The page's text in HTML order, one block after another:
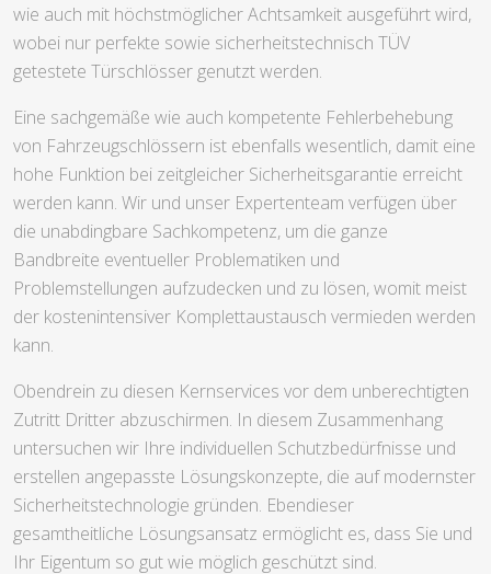
wie auch mit höchstmöglicher Achtsamkeit ausgeführt wird,
wobei nur perfekte sowie sicherheitstechnisch TÜV
getestete Türschlösser genutzt werden.
Eine sachgemäße wie auch kompetente Fehlerbehebung
von Fahrzeugschlössern ist ebenfalls wesentlich, damit eine
hohe Funktion bei zeitgleicher Sicherheitsgarantie erreicht
werden kann. Wir und unser Expertenteam verfügen über
die unabdingbare Sachkompetenz, um die ganze
Bandbreite eventueller Problematiken und
Problemstellungen aufzudecken und zu lösen, womit meist
der kostenintensiver Komplettaustausch vermieden werden
kann.
Obendrein zu diesen Kernservices vor dem unberechtigten
Zutritt Dritter abzuschirmen. In diesem Zusammenhang
untersuchen wir Ihre individuellen Schutzbedürfnisse und
erstellen angepasste Lösungskonzepte, die auf modernster
Sicherheitstechnologie gründen. Ebendieser
gesamtheitliche Lösungsansatz ermöglicht es, dass Sie und
Ihr Eigentum so gut wie möglich geschützt sind.